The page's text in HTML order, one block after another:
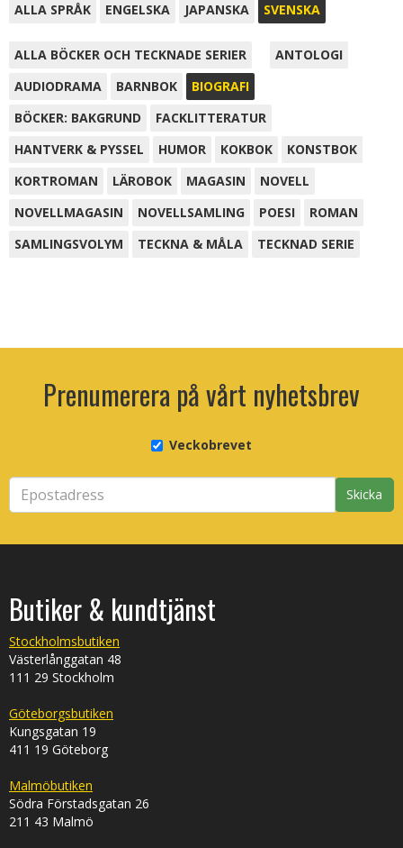
ALLA SPRÅK ENGELSKA JAPANSKA SVENSKA
ALLA BÖCKER OCH TECKNADE SERIER
ANTOLOGI
AUDIODRAMA
BARNBOK
BIOGRAFI
BÖCKER: BAKGRUND
FACKLITTERATUR
HANTVERK & PYSSEL
HUMOR KOKBOK
KONSTBOK
KORTROMAN
LÄROBOK MAGASIN
NOVELL
NOVELLMAGASIN
NOVELLSAMLING POESI
ROMAN
SAMLINGSVOLYM
TECKNA & MÅLA TECKNAD SERIE
Prenumerera på vårt nyhetsbrev
Veckobrevet
Skicka
Butiker & kundtjänst
Stockholmsbutiken
Västerlånggatan 48
111 29 Stockholm
Göteborgsbutiken
Kungsgatan 19
411 19 Göteborg
Malmöbutiken
Södra Förstadsgatan 26
211 43 Malmö